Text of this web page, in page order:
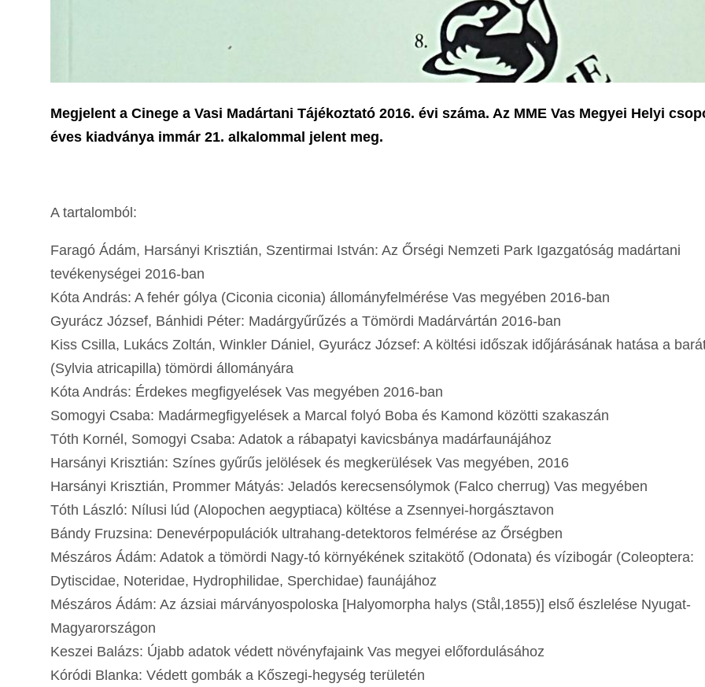
Megjelent a Cinege a Vasi Madártani Tájékoztató 2016. évi száma. Az MME Vas Megyei Helyi
éves kiadványa immár 21. alkalommal jelent meg.
A tartalomból:
Faragó Ádám, Harsányi Krisztián, Szentirmai István: Az Őrségi Nemzeti Park Igazgatóság madártani
tevékenységei 2016-ban
Kóta András: A fehér gólya (Ciconia ciconia) állományfelmérése Vas megyében 2016-ban
Gyurácz József, Bánhidi Péter: Madárgyűrűzés a Tömördi Madárvártán 2016-
Kiss Csilla, Lukács Zoltán, Winkler Dániel, Gyurácz József: A költési időszak időjárásának hatása a
(Sylvia atricapilla) tömördi állományára
Kóta András: Érdekes megfigyelések Vas megyében 2016-ban
Somogyi Csaba: Madármegfigyelések a Marcal folyó Boba és Kamond közötti
Tóth Kornél, Somogyi Csaba: Adatok a rábapatyi kavicsbánya
Harsányi Krisztián: Színes gyűrűs jelölések és megkerülések Vas megyében,
Harsányi Krisztián, Prommer Mátyás: Jeladós kerecsensólymok (Falco cherrug) Vas
Tóth László: Nílusi lúd (Alopochen aegyptiaca) költése a Zsennyei-horgásztavon
Bándy Fruzsina: Denevérpopulációk ultrahang-detektoros felmérése az
Mészáros Ádám: Adatok a tömördi Nagy-tó környékének szitakötő (Odonata) és vízibogár (Coleoptera:
Dytiscidae, Noteridae, Hydrophilidae, Sperchidae) faunájához
Mészáros Ádám: Az ázsiai márványospoloska [Halyomorpha halys (Stål,1855)] első észlelése Nyugat-
Magyarországon
Keszei Balázs: Újabb adatok védett növényfajaink Vas megyei előfordulásához
Kóródi Blanka: Védett gombák a Kőszegi-hegység területén